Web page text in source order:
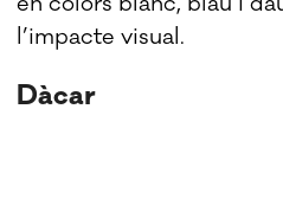
l’impacte visual.
Dàcar